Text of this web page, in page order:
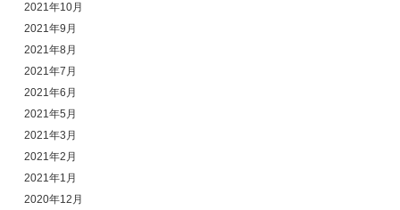
2021年10月
2021年9月
2021年8月
2021年7月
2021年6月
2021年5月
2021年3月
2021年2月
2021年1月
2020年12月